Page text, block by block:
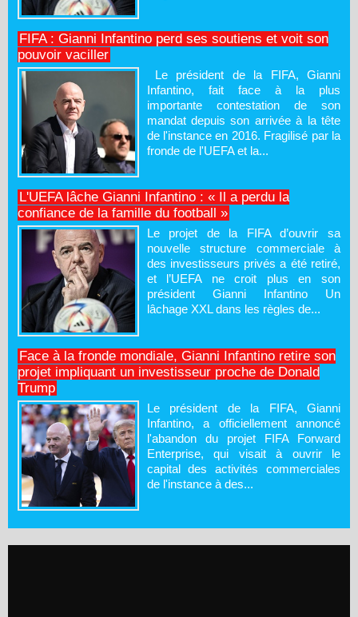
FIFA : Gianni Infantino perd ses soutiens et voit son
pouvoir vaciller
Le président de la FIFA, Gianni
Infantino, fait face à la plus
importante contestation de son
mandat depuis son arrivée à la tête
de l'instance en 2016. Fragilisé par la
fronde de l'UEFA et la...
L'UEFA lâche Gianni Infantino : « Il a perdu la
confiance de la famille du football »
Le projet de la FIFA d’ouvrir sa
nouvelle structure commerciale à
des investisseurs privés a été retiré,
et l’UEFA ne croit plus en son
président Gianni Infantino Un
lâchage XXL dans les règles de...
Face à la fronde mondiale, Gianni Infantino retire son
projet impliquant un investisseur proche de Donald
Trump
Le président de la FIFA, Gianni
Infantino, a officiellement annoncé
l'abandon du projet FIFA Forward
Enterprise, qui visait à ouvrir le
capital des activités commerciales
de l'instance à des...